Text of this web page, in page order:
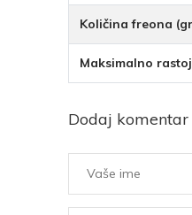
Količina freona
Maksimalno
Dodaj komentar